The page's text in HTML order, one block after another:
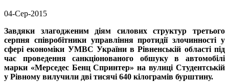
04-Сер-2015
Завдяки злагодженим діям силових структур
третього
серпня співробітники управління протидії злочинності у
сфері економіки УМВС України в Рівненській області під
час проведення санкціонованого обшуку в автомобілі
марки «Мерседес Бенц Спринтер» на вулиці Студентській
у Рівному вилучили дві тисячі 640 кілограмів бурштину.